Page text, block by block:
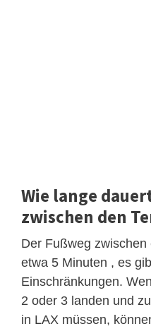
Wie lange
zwischen den
Der Fußweg
etwa 5 Minuten , es
Einschränkungen.
2 oder 3 landen und
in LAX müssen,